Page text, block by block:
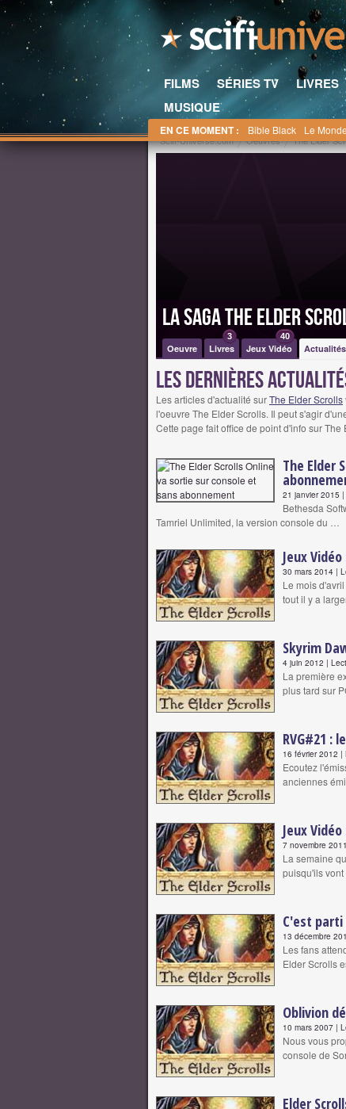
FILMS SÉRIES TV LIVRES
MUSIQUE
EN CE MOMENT : Bible Black Le
Scifi-Universe.com Oeuvres The Elder
La saga The Elder
Oeuvre Livres
3
Jeux Vidéo
40
Actualités
Les dernières
Les articles d'actualité surThe Elder Scrolls
l'oeuvre The Elder Scrolls. Il peut s'agir
Cette page fait office de point d'info sur The
The Elder
21 janvier 2015
Bethesda
Tamriel Unlimited, la version console du …
Jeux
30 mars 2014 |
Le mois
tout il y a
Skyrim
4 juin 2012 |
La première
plus tard sur
RVG#21 :
16 février 2012 |
Ecoutez
anciennes
Jeux
7 novembre
La semaine
puisqu'ils vont
C'est parti
13 décembre
Les fans
Elder Scrolls
Oblivion
10 mars 2007 |
Nous vous
console de
Elder